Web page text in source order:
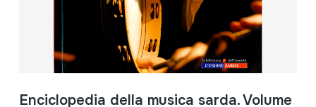
Enciclopedia della musica sarda. Volume